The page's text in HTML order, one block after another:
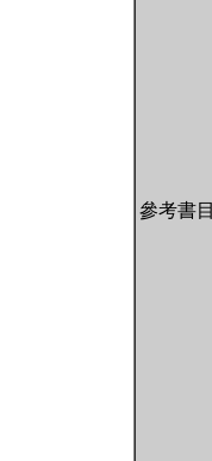
參考書目